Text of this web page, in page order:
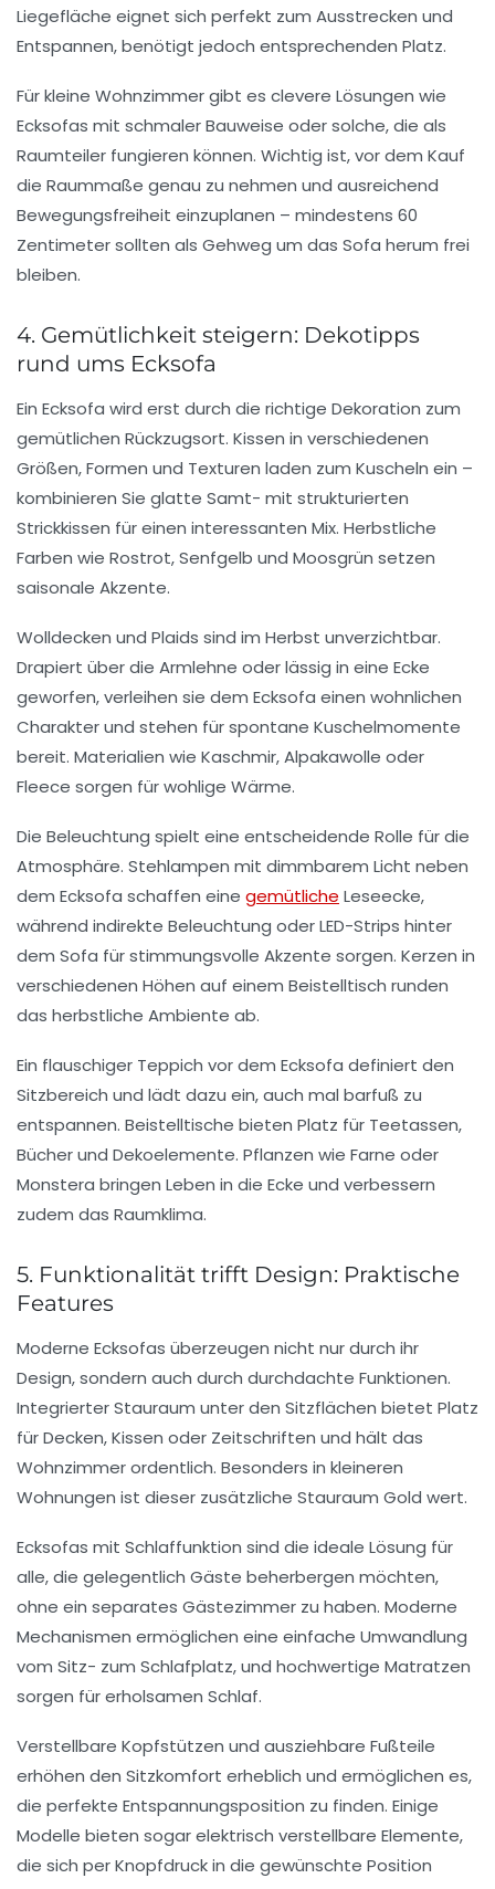
Liegefläche eignet sich perfekt zum Ausstrecken und
Entspannen, benötigt jedoch entsprechenden Platz.
Für kleine Wohnzimmer gibt es clevere Lösungen wie
Ecksofas mit schmaler Bauweise oder solche, die als
Raumteiler fungieren können. Wichtig ist, vor dem Kauf
die Raummaße genau zu nehmen und ausreichend
Bewegungsfreiheit einzuplanen – mindestens 60
Zentimeter sollten als Gehweg um das Sofa herum frei
bleiben.
4. Gemütlichkeit steigern: Dekotipps
rund ums Ecksofa
Ein Ecksofa wird erst durch die richtige Dekoration zum
gemütlichen Rückzugsort. Kissen in verschiedenen
Größen, Formen und Texturen laden zum Kuscheln ein –
kombinieren Sie glatte Samt- mit strukturierten
Strickkissen für einen interessanten Mix. Herbstliche
Farben wie Rostrot, Senfgelb und Moosgrün setzen
saisonale Akzente.
Wolldecken und Plaids sind im Herbst unverzichtbar.
Drapiert über die Armlehne oder lässig in eine Ecke
geworfen, verleihen sie dem Ecksofa einen wohnlichen
Charakter und stehen für spontane Kuschelmomente
bereit. Materialien wie Kaschmir, Alpakawolle oder
Fleece sorgen für wohlige Wärme.
Die Beleuchtung spielt eine entscheidende Rolle für die
Atmosphäre. Stehlampen mit dimmbarem Licht neben
dem Ecksofa schaffen eine gemütliche Leseecke,
während indirekte Beleuchtung oder LED-Strips hinter
dem Sofa für stimmungsvolle Akzente sorgen. Kerzen in
verschiedenen Höhen auf einem Beistelltisch runden
das herbstliche Ambiente ab.
Ein flauschiger Teppich vor dem Ecksofa definiert den
Sitzbereich und lädt dazu ein, auch mal barfuß zu
entspannen. Beistelltische bieten Platz für Teetassen,
Bücher und Dekoelemente. Pflanzen wie Farne oder
Monstera bringen Leben in die Ecke und verbessern
zudem das Raumklima.
5. Funktionalität trifft Design: Praktische
Features
Moderne Ecksofas überzeugen nicht nur durch ihr
Design, sondern auch durch durchdachte Funktionen.
Integrierter Stauraum unter den Sitzflächen bietet Platz
für Decken, Kissen oder Zeitschriften und hält das
Wohnzimmer ordentlich. Besonders in kleineren
Wohnungen ist dieser zusätzliche Stauraum Gold wert.
Ecksofas mit Schlaffunktion sind die ideale Lösung für
alle, die gelegentlich Gäste beherbergen möchten,
ohne ein separates Gästezimmer zu haben. Moderne
Mechanismen ermöglichen eine einfache Umwandlung
vom Sitz- zum Schlafplatz, und hochwertige Matratzen
sorgen für erholsamen Schlaf.
Verstellbare Kopfstützen und ausziehbare Fußteile
erhöhen den Sitzkomfort erheblich und ermöglichen es,
die perfekte Entspannungsposition zu finden. Einige
Modelle bieten sogar elektrisch verstellbare Elemente,
die sich per Knopfdruck in die gewünschte Position